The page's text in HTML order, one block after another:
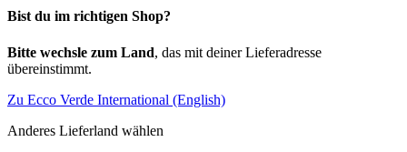
Bist du im richtigen Shop?
Bitte wechsle zum Land, das mit deiner Lieferadresse
übereinstimmt.
Zu Ecco Verde International (English)
Anderes Lieferland wählen